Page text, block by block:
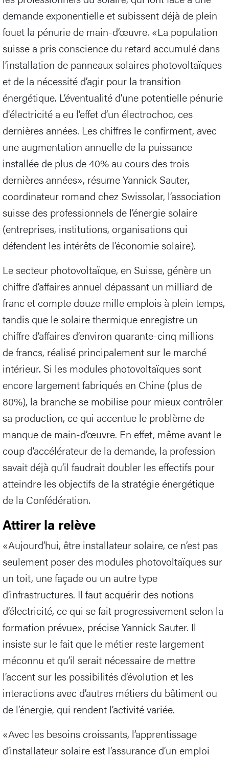
demande exponentielle et subissent déjà de plein
fouet la pénurie de main-d’œuvre. «La population
suisse a pris conscience du retard accumulé dans
l’installation de panneaux solaires photovoltaïques
et de la nécessité d’agir pour la transition
énergétique. L’éventualité d’une potentielle pénurie
d'électricité a eu l’effet d’un électrochoc, ces
dernières années. Les chiffres le confirment, avec
une augmentation annuelle de la puissance
installée de plus de 40% au cours des trois
dernières années», résume Yannick Sauter,
coordinateur romand chez Swissolar, l’association
suisse des professionnels de l’énergie solaire
(entreprises, institutions, organisations qui
défendent les intérêts de l’économie solaire).
Le secteur photovoltaïque, en Suisse, génère un
chiffre d’affaires annuel dépassant un milliard de
franc et compte douze mille emplois à plein temps,
tandis que le solaire thermique enregistre un
chiffre d’affaires d’environ quarante-cinq millions
de francs, réalisé principalement sur le marché
intérieur. Si les modules photovoltaïques sont
encore largement fabriqués en Chine (plus de
80%), la branche se mobilise pour mieux contrôler
sa production, ce qui accentue le problème de
manque de main-d’œuvre. En effet, même avant le
coup d’accélérateur de la demande, la profession
savait déjà qu’il faudrait doubler les effectifs pour
atteindre les objectifs de la stratégie énergétique
de la Confédération.
Attirer la relève
«Aujourd’hui, être installateur solaire, ce n’est pas
seulement poser des modules photovoltaïques sur
un toit, une façade ou un autre type
d’infrastructures. Il faut acquérir des notions
d’électricité, ce qui se fait progressivement selon la
formation prévue», précise Yannick Sauter. Il
insiste sur le fait que le métier reste largement
méconnu et qu’il serait nécessaire de mettre
l’accent sur les possibilités d’évolution et les
interactions avec d’autres métiers du bâtiment ou
de l’énergie, qui rendent l’activité variée.
«Avec les besoins croissants, l’apprentissage
d’installateur solaire est l’assurance d’un emploi